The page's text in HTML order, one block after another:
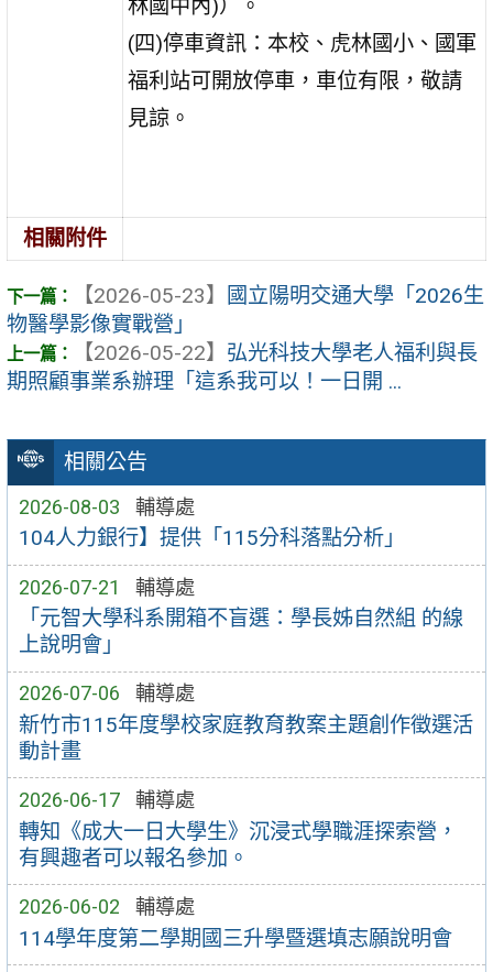
相關公告
2026-08-03 輔導處
104人力銀行】提供「115分科落點分析」
2026-07-21 輔導處
「元智大學科系開箱不盲選：學長姊自然組 的線
上說明會」
2026-07-06 輔導處
新竹市115年度學校家庭教育教案主題創作徵選活
動計畫
2026-06-17 輔導處
轉知《成大一日大學生》沉浸式學職涯探索營，
有興趣者可以報名參加。
2026-06-02 輔導處
114學年度第二學期國三升學暨選填志願說明會
林國中內)）。
(四)停車資訊：本校、虎林國小、國軍
福利站可開放停車，車位有限，敬請
見諒。
相關附件
【2026-05-23】
國立陽明交通大學「2026生
物醫學影像實戰營」
【2026-05-22】 弘光科技大學老人福利與長
期照顧事業系辦理「這系我可以！一日開 ...